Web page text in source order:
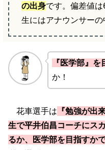
の出身です。偏差値
生にはアナウンサー
『 医学部』を
か！
花車選手は 『勉強が出
生で平井伯昌コーチにス
るか、医学部を目指すか